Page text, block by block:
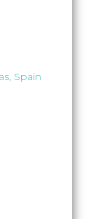
Spain